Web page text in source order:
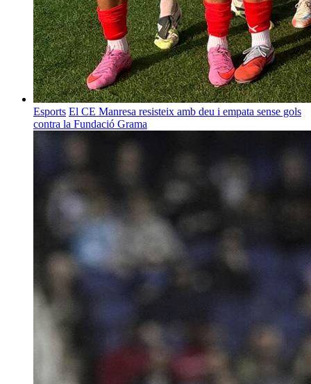
Esports El CE Manresa resisteix amb deu i empata sense gols
contra la Fundació Grama